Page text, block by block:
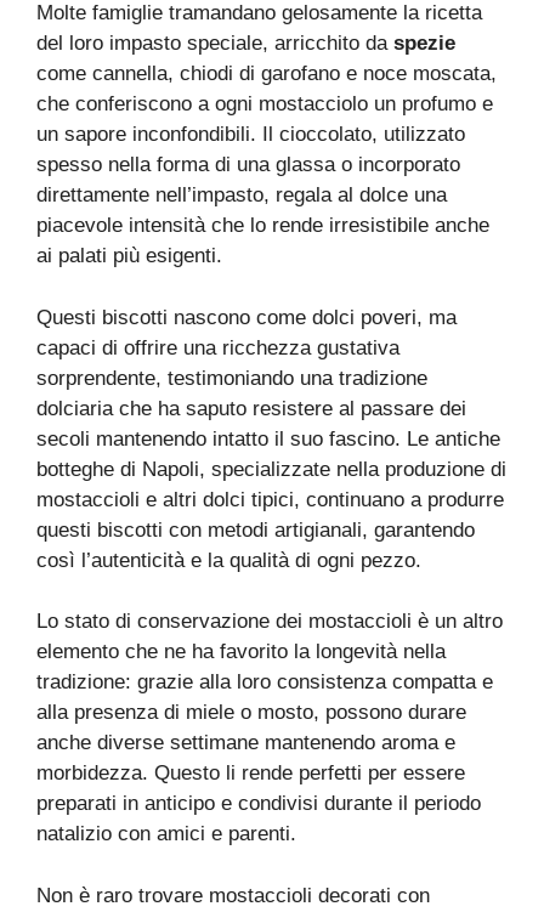
Molte famiglie tramandano gelosamente la ricetta
del loro impasto speciale, arricchito da spezie
come cannella, chiodi di garofano e noce moscata,
che conferiscono a ogni mostacciolo un profumo e
un sapore inconfondibili. Il cioccolato, utilizzato
spesso nella forma di una glassa o incorporato
direttamente nell’impasto, regala al dolce una
piacevole intensità che lo rende irresistibile anche
ai palati più esigenti.
Questi biscotti nascono come dolci poveri, ma
capaci di offrire una ricchezza gustativa
sorprendente, testimoniando una tradizione
dolciaria che ha saputo resistere al passare dei
secoli mantenendo intatto il suo fascino. Le antiche
botteghe di Napoli, specializzate nella produzione di
mostaccioli e altri dolci tipici, continuano a produrre
questi biscotti con metodi artigianali, garantendo
così l’autenticità e la qualità di ogni pezzo.
Lo stato di conservazione dei mostaccioli è un altro
elemento che ne ha favorito la longevità nella
tradizione: grazie alla loro consistenza compatta e
alla presenza di miele o mosto, possono durare
anche diverse settimane mantenendo aroma e
morbidezza. Questo li rende perfetti per essere
preparati in anticipo e condivisi durante il periodo
natalizio con amici e parenti.
Non è raro trovare mostaccioli decorati con